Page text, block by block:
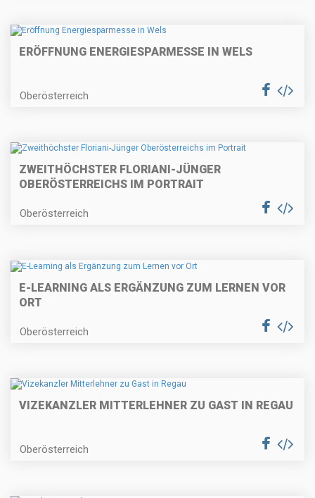
ERÖFFNUNG ENERGIESPARMESSE IN WELS
Oberösterreich
ZWEITHÖCHSTER FLORIANI-JÜNGER
OBERÖSTERREICHS IM PORTRAIT
Oberösterreich
E-LEARNING ALS ERGÄNZUNG ZUM LERNEN VOR
ORT
Oberösterreich
VIZEKANZLER MITTERLEHNER ZU GAST IN REGAU
Oberösterreich